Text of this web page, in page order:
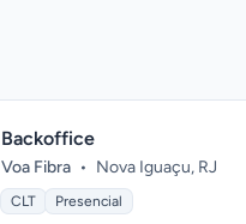
Backoffice
Voa Fibra • Nova Iguaçu, RJ
CLT Presencial